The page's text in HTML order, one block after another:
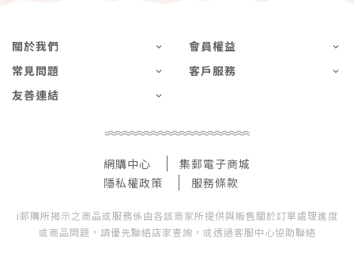
關於我們
會員權益
常見問題
客戶服務
友善連結
網購中心
集郵電子商城
隱私權政策
服務條款
i郵購所揭示之商品或服務係由各該商家所提供與販售關於訂單處理進度
或商品問題，請優先聯絡店家查詢，或透過客服中心協助聯絡